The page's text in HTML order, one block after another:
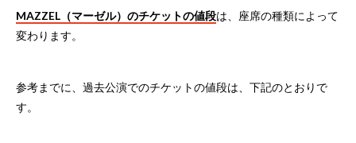
MAZZEL（マーゼル）のチケットの値段は、座席の種類によって
変わります。
参考までに、過去公演でのチケットの値段は、下記のとおりで
す。